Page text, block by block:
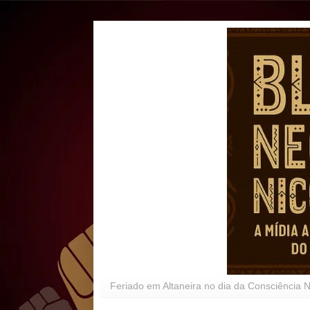
Feriado em Altaneira no dia da Consciência